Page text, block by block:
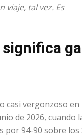
tal vez. Es
casi vergonzoso
de 2026, cuando
por 94-90 sobre los